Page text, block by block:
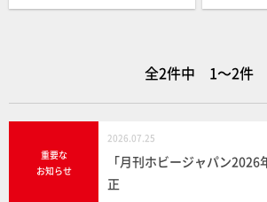
全2件中 1～2件
重要な
お知らせ
2026.07.25
「月刊ホビージャパン
正